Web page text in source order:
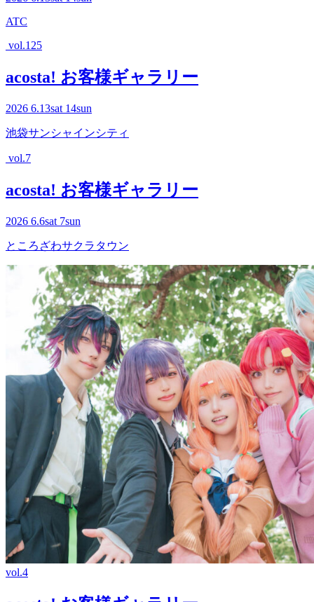
ATC
vol.125
acosta! お客様ギャラリー
2026 6.13sat 14sun
池袋サンシャインシティ
vol.7
acosta! お客様ギャラリー
2026 6.6sat 7sun
ところざわサクラタウン
vol.4